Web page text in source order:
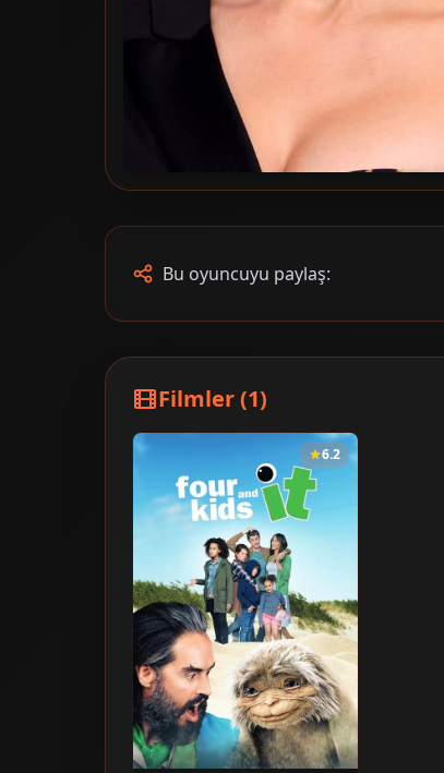
Bu oyuncuyu paylaş:
Filmler (1)
6.2